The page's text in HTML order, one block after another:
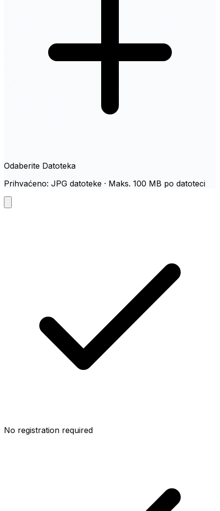
Odaberite Datoteka
Prihvaćeno: JPG datoteke · Maks. 100 MB po datoteci
No registration required